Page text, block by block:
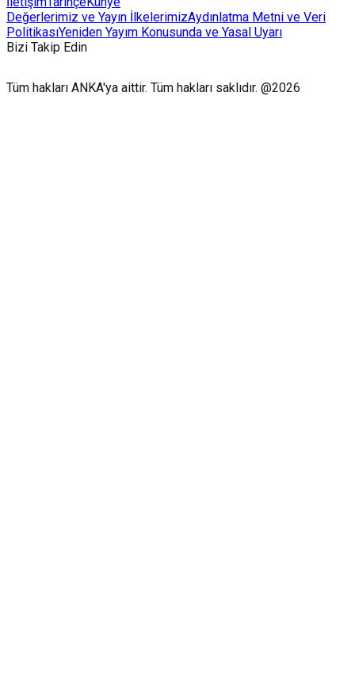
Değerlerimiz ve Yayın İlkelerimizAydınlatma Metni ve Veri
PolitikasıYeniden Yayım Konusunda ve Yasal Uyarı
Bizi Takip Edin
Tüm hakları ANKA'ya aittir. Tüm hakları saklıdır. @2026